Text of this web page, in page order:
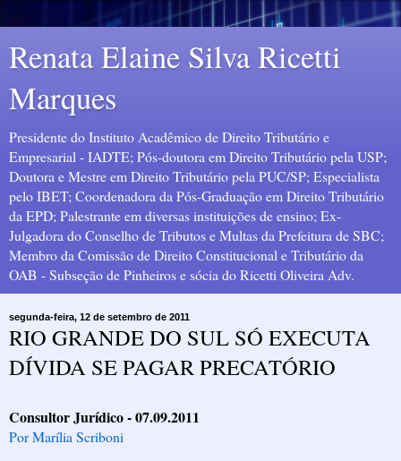
Renata Elaine Silva Ricetti
Marques
Presidente do Instituto Acadêmico de Direito Tributário e
Empresarial - IADTE; Pós-doutora em Direito Tributário pela USP;
Doutora e Mestre em Direito Tributário pela PUC/SP; Especialista
pelo IBET; Coordenadora da Pós-Graduação em Direito Tributário
da EPD; Palestrante em diversas instituições de ensino; Ex-
Julgadora do Conselho de Tributos e Multas da Prefeitura de SBC;
Membro da Comissão de Direito Constitucional e Tributário da
OAB - Subseção de Pinheiros e sócia do Ricetti Oliveira Adv.
segunda-feira, 12 de setembro de 2011
RIO GRANDE DO SUL SÓ EXECUTA
DÍVIDA SE PAGAR PRECATÓRIO
Consultor Jurídico - 07.09.2011
Por Marília Scriboni